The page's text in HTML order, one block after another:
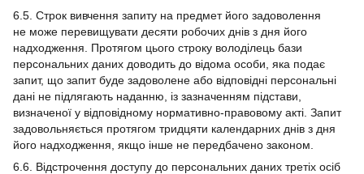
6.5. Строк вивчення запиту на предмет його задоволення
не може перевищувати десяти робочих днів з дня його
надходження. Протягом цього строку володілець бази
персональних даних доводить до відома особи, яка подає
запит, що запит буде задоволене або відповідні персональні
дані не підлягають наданню, із зазначенням підстави,
визначеної у відповідному нормативно-правовому акті. Запит
задовольняється протягом тридцяти календарних днів з дня
його надходження, якщо інше не передбачено законом.
6.6. Відстрочення доступу до персональних даних третіх осіб